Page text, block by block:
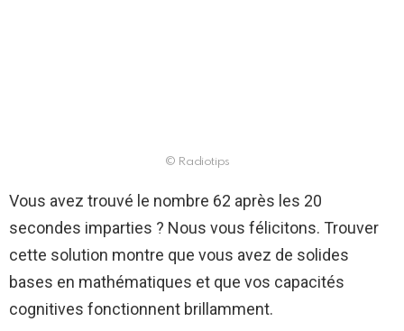
© Radiotips
Vous avez trouvé le nombre 62 après les 20
secondes imparties ? Nous vous félicitons. Trouver
cette solution montre que vous avez de solides
bases en mathématiques et que vos capacités
cognitives fonctionnent brillamment.